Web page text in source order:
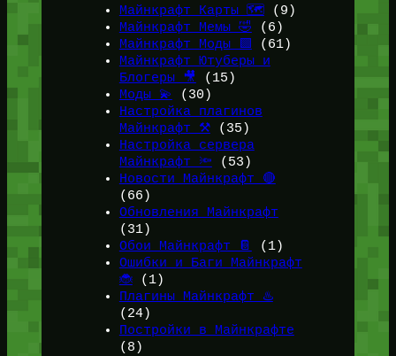
Майнкрафт Карты 🗺️(9)
Майнкрафт Мемы 🤣 (6)
Майнкрафт Моды 🟩 (61)
Майнкрафт Ютуберы и
Блогеры 🎥
(15)
Моды 💫
(30)
Настройка плагинов
Майнкрафт ⚒️(35)
Настройка сервера
Майнкрафт 🔦 (53)
Новости Майнкрафт 🔴
(66)
Обновления Майнкрафт
(31)
Обои Майнкрафт 📔
(1)
Ошибки и Баги Майнкрафт
🐞(1)
Плагины Майнкрафт ♨️
(24)
Постройки в Майнкрафте
(8)